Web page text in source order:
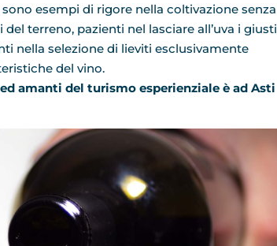
esempi di rigore nella coltivazione senza
terreno, pazienti nel lasciare all’uva i giusti
nella selezione di lieviti esclusivamente
del vino.
amanti del turismo esperienziale è ad Asti